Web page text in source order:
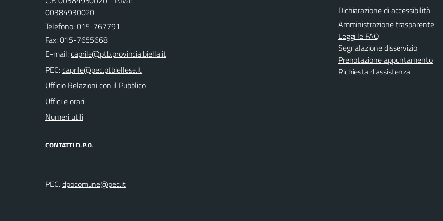
00384930020
Telefono:015-767791
Fax: 015-7655668
E-mail:
PEC:
Ufficio Relazioni con il Pubblico
Uffici e orari
Numeri utili
CONTATTI D.P.O.
PEC:
Dichiarazione di accessibilità
Amministrazione trasparente
Leggi le FAQ
Segnalazione disservizio
Prenotazione appuntamento
Richiesta d'assistenza